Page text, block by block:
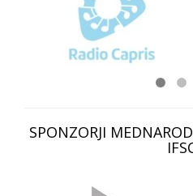
SPONZORJI